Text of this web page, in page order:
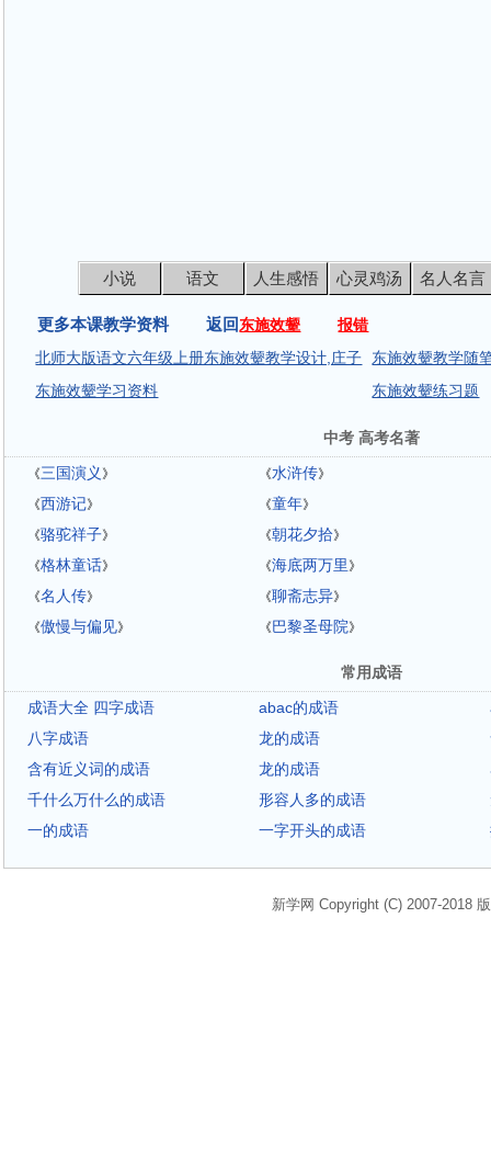
小说 语文 人生感悟 心灵鸡汤 名人名言
更多本课教学资料 返回东施效颦
报错
北师大版语文六年级上册东施效颦教学设计,庄子
东施效颦教学随
东施效颦学习资料
东施效颦练习题
中考 高考名著
《三国演义 》 《水浒传》
《西游记》 《童年》
《骆驼祥子》 《朝花夕拾》
《格林童话》 《海底两万里 》
《名人传》 《聊斋志异》
《傲慢与偏见》 《巴黎圣母院》
常用成语
成语大全 四字成语
abac的成语
八字成语
龙的成语
含有近义词的成语
龙的成语
千什么万什么的成语
形容人多的成语
一的成语
一字开头的成语
新学网 Copyright (C) 2007-2018